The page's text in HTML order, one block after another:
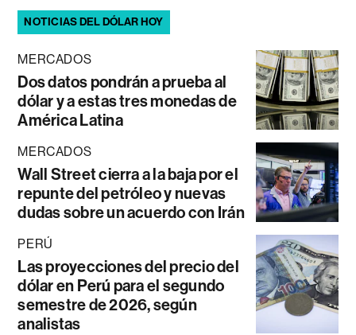
NOTICIAS DEL DÓLAR HOY
MERCADOS
Dos datos pondrán a prueba al
dólar y a estas tres monedas de
América Latina
MERCADOS
Wall Street cierra a la baja por el
repunte del petróleo y nuevas
dudas sobre un acuerdo con Irán
PERÚ
Las proyecciones del precio del
dólar en Perú para el segundo
semestre de 2026, según
analistas